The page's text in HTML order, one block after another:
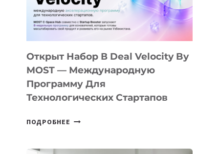
CAMP
ДАЛ
30
ПОДРОСТКАМ
БИЛЕТ
В
ПРЕДПРИНИМАТЕЛЬСТВО
Открыт Набор В Deal Velocity By
MOST — Международную
Программу Для
Технологических Стартапов
ПОДРОБНЕЕ ОТКРЫТ